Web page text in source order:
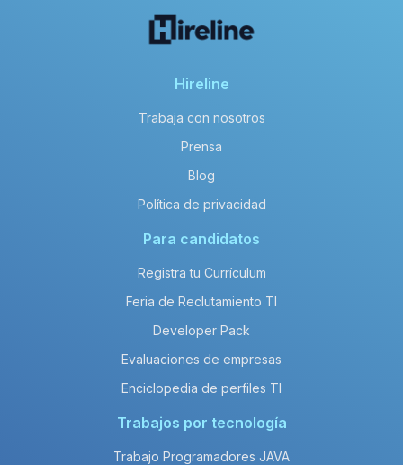
Hireline
Trabaja con nosotros
Prensa
Blog
Política de privacidad
Para candidatos
Registra tu Currículum
Feria de Reclutamiento TI
Developer Pack
Evaluaciones de empresas
Enciclopedia de perfiles TI
Trabajos por tecnología
Trabajo Programadores JAVA